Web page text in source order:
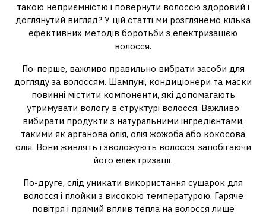
такою неприємністю і повернути волоссю здоровий і
доглянутий вигляд? У цій статті ми розглянемо кілька
ефективних методів боротьби з електризацією
волосся.
По-перше, важливо правильно вибрати засоби для
догляду за волоссям. Шампуні, кондиціонери та маски
повинні містити компоненти, які допомагають
утримувати вологу в структурі волосся. Важливо
вибирати продукти з натуральними інгредієнтами,
такими як арганова олія, олія жожоба або кокосова
олія. Вони живлять і зволожують волосся, запобігаючи
його електризації.
По-друге, слід уникати використання сушарок для
волосся і плойки з високою температурою. Гаряче
повітря і прямий вплив тепла на волосся лише